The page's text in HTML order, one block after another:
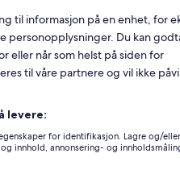
EWR, MetLife
sørvendt basseng- /
- INKLUSIVE PRISER!
Suverent (83 anmeldelser)
tilbudet for Stort sørvendt
til informasjon på en enhet, for
personopplysninger. Du kan
eller når som helst på siden for
til våre partnere og vil ikke
levere:
for identifikasjon. Lagre og/
innhold, annonsering- og